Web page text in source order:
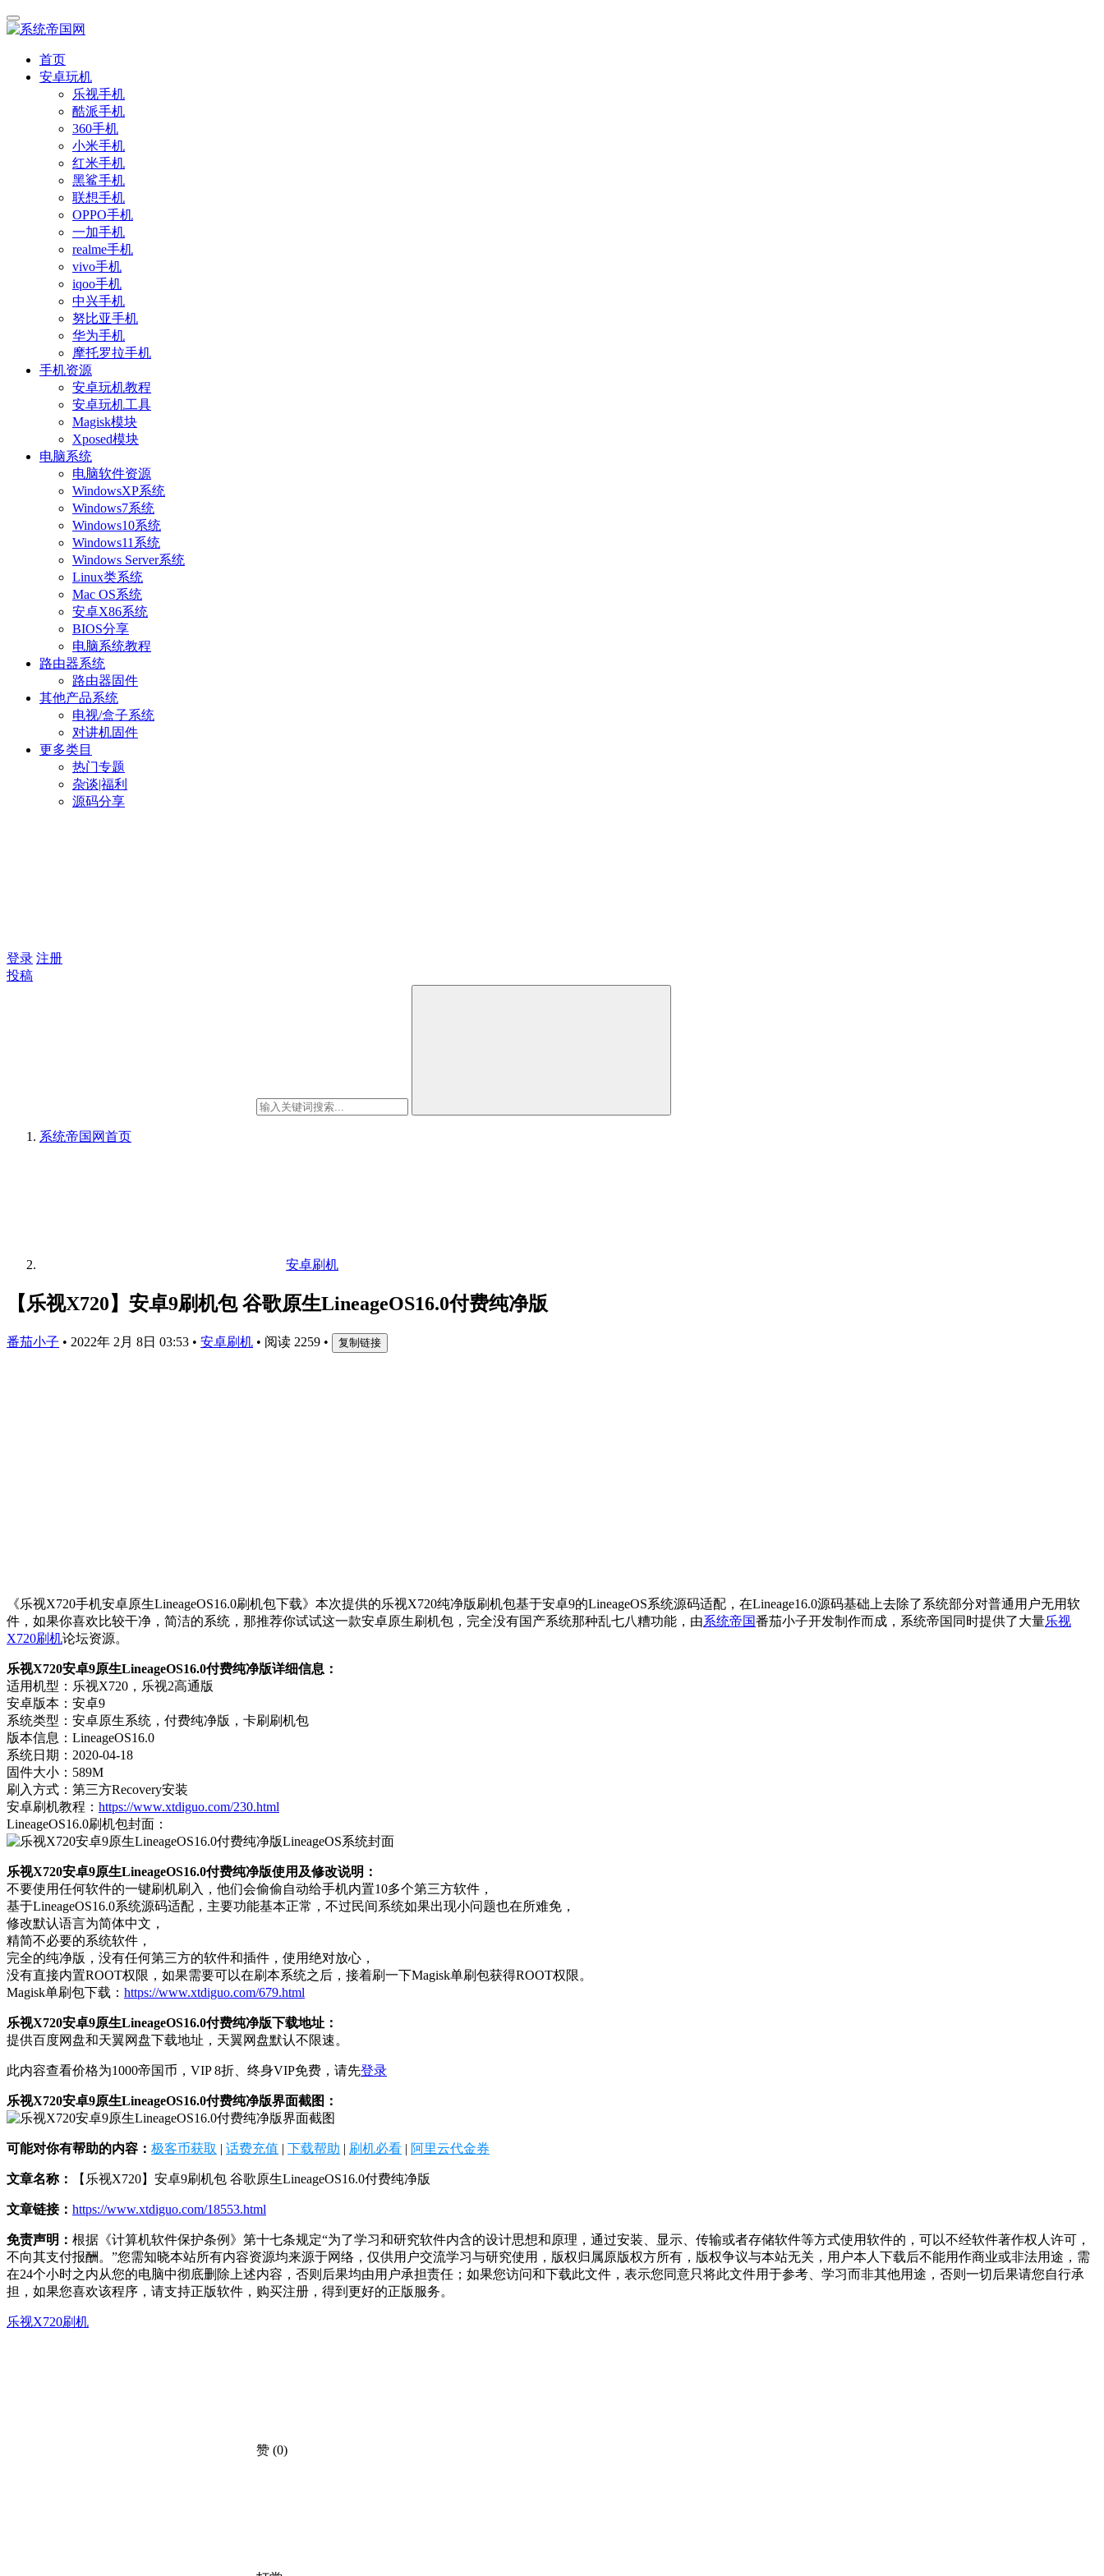
首页
安卓玩机
乐视手机
酷派手机
360手机
小米手机
红米手机
黑鲨手机
联想手机
OPPO手机
一加手机
realme手机
vivo手机
iqoo手机
中兴手机
努比亚手机
华为手机
摩托罗拉手机
手机资源
安卓玩机教程
安卓玩机工具
Magisk模块
Xposed模块
电脑系统
电脑软件资源
WindowsXP系统
Windows7系统
Windows10系统
Windows11系统
Windows Server系统
Linux类系统
Mac OS系统
安卓X86系统
BIOS分享
电脑系统教程
路由器系统
路由器固件
其他产品系统
电视/盒子系统
对讲机固件
更多类目
热门专题
杂谈|福利
源码分享
登录 注册
投稿
系统帝国网首页
安卓刷机
【乐视X720】安卓9刷机包 谷歌原生LineageOS16.0付费纯净版
番茄小子 • 2022年 2月 8日 03:53 • 安卓刷机 • 阅读 2259 • 复制链接
《乐视X720手机安卓原生LineageOS16.0刷机包下载》本次提供的乐视X720纯净版刷机包基于安卓9的LineageOS系统源码适配，在Lineage16.0源码基础上去除了系统部分对普通用户无用软
件，如果你喜欢比较干净，简洁的系统，那推荐你试试这一款安卓原生刷机包，完全没有国产系统那种乱七八糟功能，由系统帝国番茄小子开发制作而成，系统帝国同时提供了大量乐视
X720刷机论坛资源。
乐视X720安卓9原生LineageOS16.0付费纯净版详细信息：
适用机型：乐视X720，乐视2高通版
安卓版本：安卓9
系统类型：安卓原生系统，付费纯净版，卡刷刷机包
版本信息：LineageOS16.0
系统日期：2020-04-18
固件大小：589M
刷入方式：第三方Recovery安装
安卓刷机教程： https://www.xtdiguo.com/230.html
LineageOS16.0刷机包封面：
乐视X720安卓9原生LineageOS16.0付费纯净版使用及修改说明：
不要使用任何软件的一键刷机刷入，他们会偷偷自动给手机内置10多个第三方软件，
基于LineageOS16.0系统源码适配，主要功能基本正常，不过民间系统如果出现小问题也在所难免，
修改默认语言为简体中文，
精简不必要的系统软件，
完全的纯净版，没有任何第三方的软件和插件，使用绝对放心，
没有直接内置ROOT权限，如果需要可以在刷本系统之后，接着刷一下Magisk单刷包获得ROOT权限。
Magisk单刷包下载： https://www.xtdiguo.com/679.html
乐视X720安卓9原生LineageOS16.0付费纯净版下载地址：
提供百度网盘和天翼网盘下载地址，天翼网盘默认不限速。
此内容查看价格为1000帝国币，VIP 8折、终身VIP免费，请先登录
乐视X720安卓9原生LineageOS16.0付费纯净版界面截图：
可能对你有帮助的内容： 极客币获取 | 话费充值 | 下载帮助 | 刷机必看 | 阿里云代金券
文章名称： 【乐视X720】安卓9刷机包 谷歌原生LineageOS16.0付费纯净版
文章链接： https://www.xtdiguo.com/18553.html
免责声明： 根据《计算机软件保护条例》第十七条规定“为了学习和研究软件内含的设计思想和原理，通过安装、显示、传输或者存储软件等方式使用软件的，可以不经软件著作权人许可，
不向其支付报酬。”您需知晓本站所有内容资源均来源于网络，仅供用户交流学习与研究使用，版权归属原版权方所有，版权争议与本站无关，用户本人下载后不能用作商业或非法用途，需
在24个小时之内从您的电脑中彻底删除上述内容，否则后果均由用户承担责任；如果您访问和下载此文件，表示您同意只将此文件用于参考、学习而非其他用途，否则一切后果请您自行承
担，如果您喜欢该程序，请支持正版软件，购买注册，得到更好的正版服务。
乐视X720刷机
赞 (0)